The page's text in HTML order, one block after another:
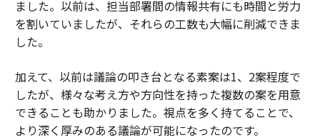
ました。以前は、担当部署間の情報共有にも時間と労力
を割いていましたが、それらの工数も大幅に削減できま
した。
加えて、以前は議論の叩き台となる素案は1、2案程度で
したが、様々な考え方や方向性を持った複数の案を用意
できることも助かりました。視点を多く持てることで、
より深く厚みのある議論が可能になったのです。